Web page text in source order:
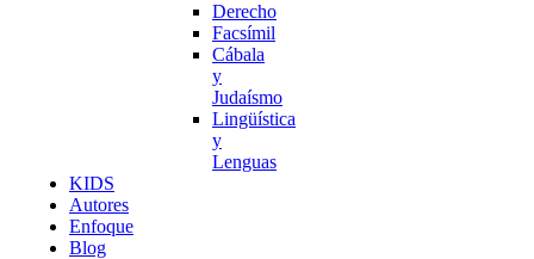
Derecho
Facsímil
Cábala
y
Judaísmo
Lingüística
y
Lenguas
KIDS
Autores
Enfoque
Blog